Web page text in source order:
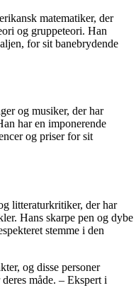
matematiker, der
og gruppeteori. Han
for sit banebrydende
og musiker, der har
har en imponerende
og priser for sit
litteraturkritiker, der har
Hans skarpe pen og dybe
stemme i den
og disse personer
måde. – Ekspert i